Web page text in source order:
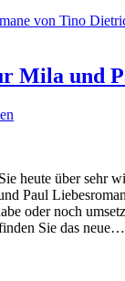
Mila und
heute über sehr
Paul
oder noch
Sie das neue…